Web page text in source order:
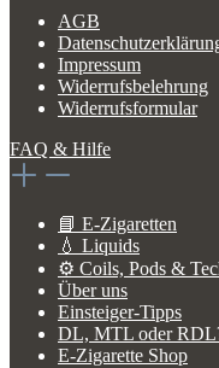
AGB
Impressum
Widerrufsbelehrung
Widerrufsformular
FAQ & Hilfe
📘 E-Zigaretten
💧 Liquids
⚙️ Coils, Pods &
Über uns
Einsteiger-Tipps
DL, MTL oder
E-Zigarette Shop